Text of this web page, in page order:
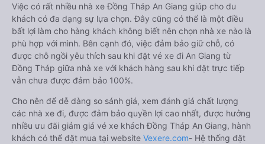
Việc có rất nhiều nhà xe Đồng Tháp An Giang giúp cho du
khách có đa dạng sự lựa chọn. Đây cũng có thể là một điều
bất lợi làm cho hàng khách không biết nên chọn nhà xe nào là
phù hợp với mình. Bên cạnh đó, việc đảm bảo giữ chỗ, có
được chỗ ngồi yêu thích sau khi đặt vé xe đi An Giang từ
Đồng Tháp giữa nhà xe với khách hàng sau khi đặt trực tiếp
vẫn chưa được đảm bảo 100%.
Cho nên để dễ dàng so sánh giá, xem đánh giá chất lượng
các nhà xe đi, được đảm bảo quyền lợi cao nhất, được hưởng
nhiều ưu đãi giảm giá vé xe khách Đồng Tháp An Giang, hành
khách có thể đặt mua tại website Vexere.com- Hệ thống đặt